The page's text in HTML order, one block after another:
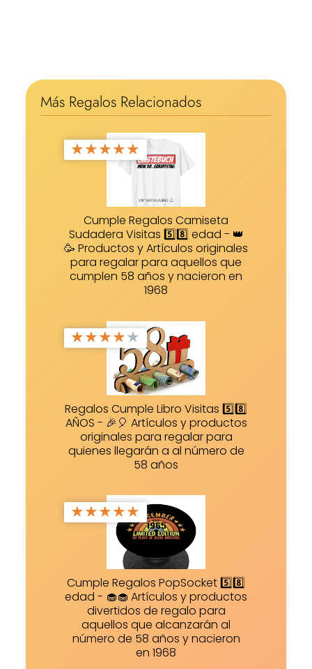
Más Regalos Relacionados
★★★★★
Cumple Regalos Camiseta
Sudadera Visitas 5️⃣8️⃣ edad - 👑
🥳 Productos y Artículos originales
para regalar para aquellos que
cumplen 58 años y nacieron en
1968
★★★★★
Regalos Cumple Libro Visitas 5️⃣8️⃣
AÑOS - 🎉🎈 Artículos y productos
originales para regalar para
quienes llegarán a al número de
58 años
★★★★★
Cumple Regalos PopSocket 5️⃣8️⃣
edad - 🧁🧁 Artículos y productos
divertidos de regalo para
aquellos que alcanzarán al
número de 58 años y nacieron
en 1968